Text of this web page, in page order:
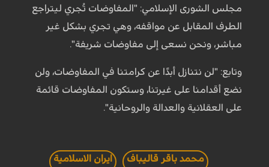
مجلس الشورى الإسلامي: "المفاوضات تُجري ليتراجع
الطرف المقابل عن مواقفه، وهي تجري بشكل غير
مباشر، ونحن نسعى إلى مفاوضات شريفة".
وتابع: "لن نتنازل أبدًا عن كرامتنا في المفاوضات، ولن
نضع أقدامنا على غيرتنا، وستكون المفاوضات قائمة
على العقلانية والعدالة والروحانية".
محمد باقر قاليباف ايران الاسلامية